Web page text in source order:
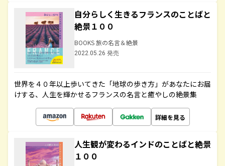
自分らしく生きるフランスのことばと
絶景１００
BOOKS 旅の名言＆絶景
2022.05.26 発売
世界を４０年以上歩いてきた「地球の歩き方」があなたにお届
けする、人生を輝かせるフランスの名言と癒やしの絶景集
詳細を見る
人生観が変わるインドのことばと絶景
１００